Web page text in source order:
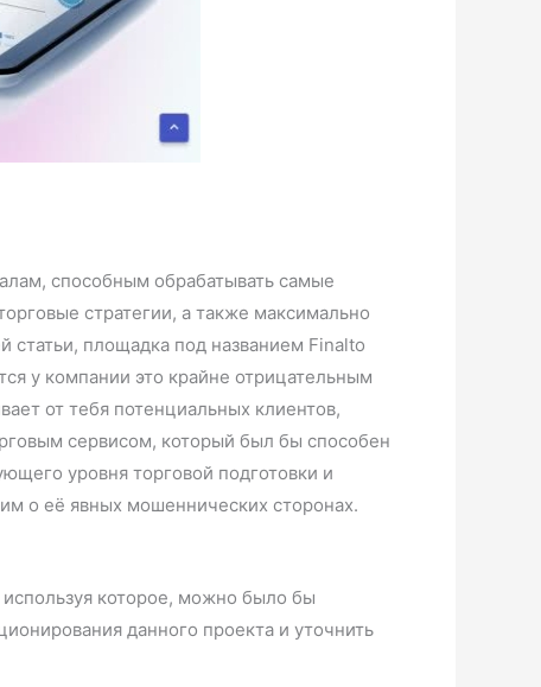
способным обрабатывать самые
стратегии, а также максимально
статьи, площадка под названием Finalto
у компании это крайне отрицательным
от тебя потенциальных клиентов,
сервисом, который был бы способен
уровня торговой подготовки и
о её явных мошеннических сторонах.
которое, можно было бы
данного проекта и уточнить